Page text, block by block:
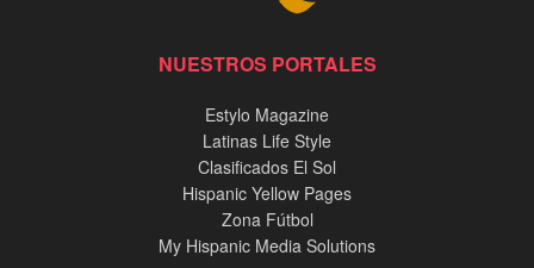
NUESTROS PORTALES
Estylo Magazine
Latinas Life Style
Clasificados El Sol
Hispanic Yellow Pages
Zona Fútbol
My Hispanic Media Solutions